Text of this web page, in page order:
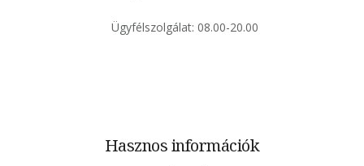
Ügyfélszolgálat: 08.00-20.00
Hasznos információk